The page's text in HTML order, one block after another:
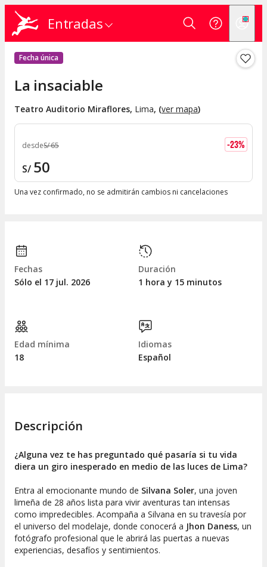
Entradas
Fecha única
La insaciable
Teatro Auditorio Miraflores, Lima, (ver mapa)
desdeS/65 -23%
S/ 50
Una vez confirmado, no se admitirán cambios ni cancelaciones
Fechas
Sólo el 17 jul. 2026
Duración
1 hora y 15 minutos
Edad mínima
18
Idiomas
Español
Descripción
¿Alguna vez te has preguntado qué pasaría si tu vida
diera un giro inesperado en medio de las luces de Lima?
Entra al emocionante mundo de Silvana Soler, una joven
limeña de 28 años lista para vivir aventuras tan intensas
como impredecibles. Acompaña a Silvana en su travesía por
el universo del modelaje, donde conocerá a Jhon Daness, un
fotógrafo profesional que le abrirá las puertas a nuevas
experiencias, desafíos y sentimientos.